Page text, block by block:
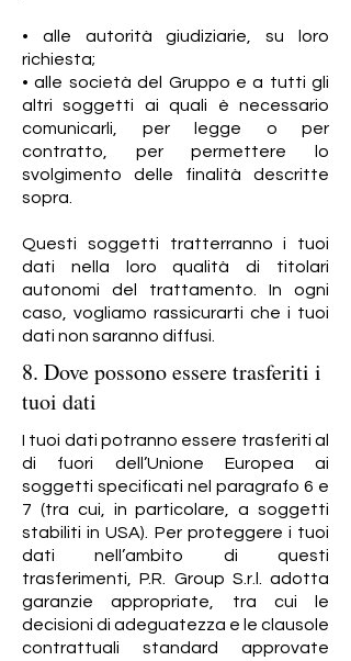
• alle autorità giudiziarie, su loro
richiesta;
• alle società del Gruppo e a tutti gli
altri soggetti ai quali è necessario
comunicarli, per legge o per
contratto, per permettere lo
svolgimento delle finalità descritte
sopra.
Questi soggetti tratterranno i tuoi
dati nella loro qualità di titolari
autonomi del trattamento. In ogni
caso, vogliamo rassicurarti che i tuoi
dati non saranno diffusi.
8. Dove possono essere trasferiti i
tuoi dati
I tuoi dati potranno essere trasferiti al
di fuori dell’Unione Europea ai
soggetti specificati nel paragrafo 6 e
7 (tra cui, in particolare, a soggetti
stabiliti in USA). Per proteggere i tuoi
dati nell’ambito di questi
trasferimenti, P.R. Group S.r.l. adotta
garanzie appropriate, tra cui le
decisioni di adeguatezza e le clausole
contrattuali standard approvate